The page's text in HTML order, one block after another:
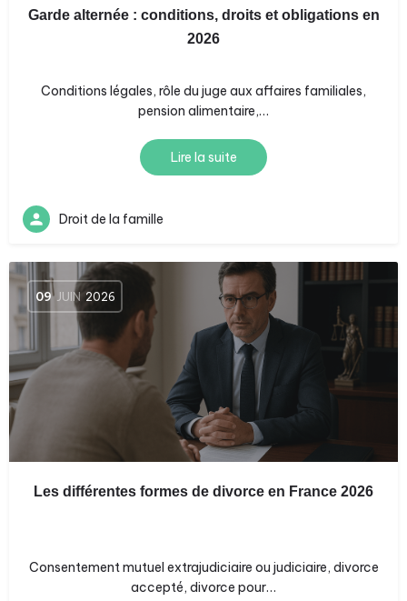
Garde alternée : conditions, droits et obligations en
2026
Conditions légales, rôle du juge aux affaires familiales,
pension alimentaire,…
Lire la suite
Droit de la famille
09 JUIN 2026
Les différentes formes de divorce en France 2026
Consentement mutuel extrajudiciaire ou judiciaire, divorce
accepté, divorce pour…